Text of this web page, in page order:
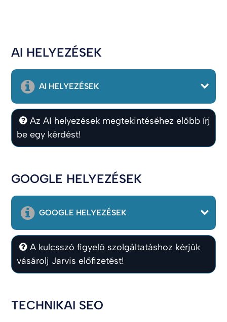
AI HELYEZÉSEK
AI HELYEZÉSEK
Az AI helyezések megtekintéséhez előbb írj
be egy kérdést!
GOOGLE HELYEZÉSEK
GOOGLE HELYEZÉSEK
A kulcsszó figyelő szolgáltatáshoz kérjük
vásárolj Jarvis előfizetést!
TECHNIKAI SEO